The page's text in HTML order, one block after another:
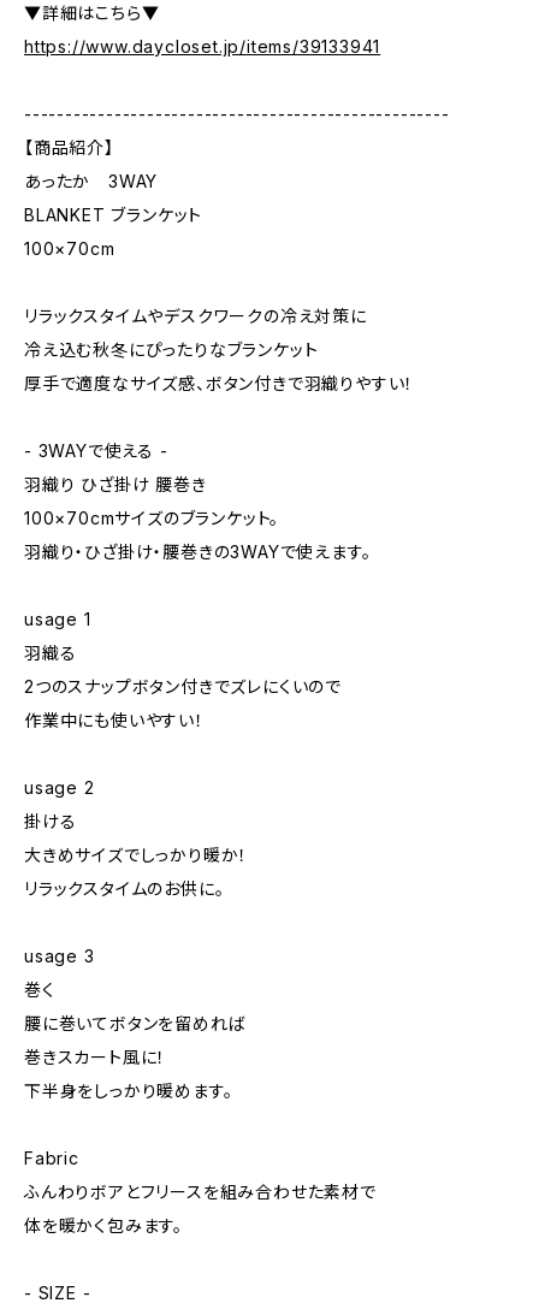
▼詳細はこちら▼
https://www.daycloset.jp/items/39133941
----------------------------------------------------
【商品紹介】
あったか 3WAY
BLANKET ブランケット
100×70cm
リラックスタイムやデスクワークの冷え対策に
冷え込む秋冬にぴったりなブランケット
厚手で適度なサイズ感、ボタン付きで羽織りやすい！
- 3WAYで使える -
羽織り ひざ掛け 腰巻き
100×70cmサイズのブランケット。
羽織り・ひざ掛け・腰巻きの3WAYで使えます。
usage 1
羽織る
2つのスナップボタン付きでズレにくいので
作業中にも使いやすい！
usage 2
掛ける
大きめサイズでしっかり暖か！
リラックスタイムのお供に。
usage 3
巻く
腰に巻いてボタンを留めれば
巻きスカート風に！
下半身をしっかり暖めます。
Fabric
ふんわりボアとフリースを組み合わせた素材で
体を暖かく包みます。
- SIZE -